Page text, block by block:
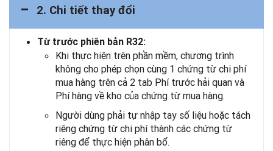
2. Chi tiết thay đổi
Từ trước phiên bản R32:
Khi thực hiện trên phần mềm, chương trình
không cho phép chọn cùng 1 chứng từ chi phí
mua hàng trên cả 2 tab Phí trước hải quan và
Phí hàng về kho của chứng từ mua hàng.
Người dùng phải tự nhập tay số liệu hoặc tách
riêng chứng từ chi phí thành các chứng từ
riêng để thực hiện phân bổ.